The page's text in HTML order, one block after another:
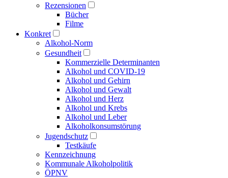
Rezensionen
Bücher
Filme
Konkret
Alkohol-Norm
Gesundheit
Kommerzielle Determinanten
Alkohol und COVID-19
Alkohol und Gehirn
Alkohol und Gewalt
Alkohol und Herz
Alkohol und Krebs
Alkohol und Leber
Alkoholkonsumstörung
Jugendschutz
Testkäufe
Kennzeichnung
Kommunale Alkoholpolitik
ÖPNV